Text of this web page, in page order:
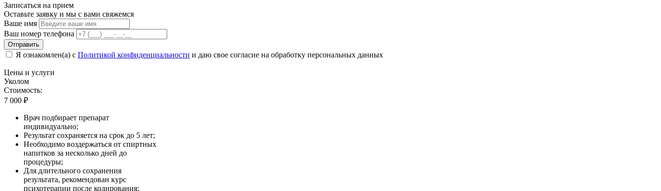
Записаться на прием
Оставьте заявку и мы с вами свяжемся
Ваше имя
Ваш номер телефона
Отправить
Я ознакомлен(а) с Политикой конфиденциальности и даю свое cогласие на обработку персональных данных
Цены и услуги
Уколом
Стоимость:
7 000 ₽
Врач подбирает препарат
индивидуально;
Результат сохраняется на срок до 5 лет;
Необходимо воздержаться от спиртных
напитков за несколько дней до
процедуры;
Для длительного сохранения
результата, рекомендован курс
психотерапии после кодирования;